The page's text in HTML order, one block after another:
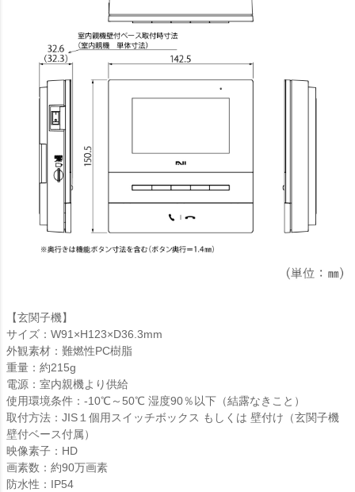
【玄関子機】
サイズ：W91×H123×D36.3mm
外観素材：難燃性PC樹脂
重量：約215g
電源：室内親機より供給
使用環境条件：-10℃～50℃ 湿度90％以下（結露なきこと）
取付方法：JIS１個用スイッチボックス もしくは 壁付け（玄関子機
壁付ベース付属）
映像素子：HD
画素数：約90万画素
防水性：IP54